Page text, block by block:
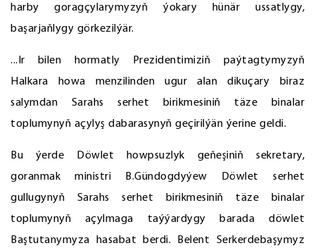
harby goragçylarymyzyň ýokary hünär ussatlygy,
başarjaňlygy görkezilýär.
...Ir bilen hormatly Prezidentimiziň paýtagtymyzyň
Halkara howa menzilinden ugur alan dikuçary biraz
salymdan Sarahs serhet birikmesiniň täze binalar
toplumynyň açylyş dabarasynyň geçirilýän ýerine geldi.
Bu ýerde Döwlet howpsuzlyk geňeşiniň sekretary,
goranmak ministri B.Gündogdyýew Döwlet serhet
gullugynyň Sarahs serhet birikmesiniň täze binalar
toplumynyň açylmaga taýýardygy barada döwlet
Baştutanymyza hasabat berdi. Belent Serkerdebaşymyz